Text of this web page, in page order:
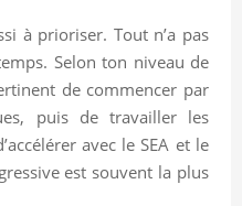
à prioriser. Tout n’a pas
Selon ton niveau de
de commencer par
puis de travailler les
avec le SEA et le
est souvent la plus